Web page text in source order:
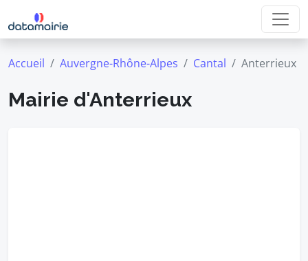
Accueil Auvergne-Rhône-Alpes Cantal Anterrieux
Mairie d'Anterrieux